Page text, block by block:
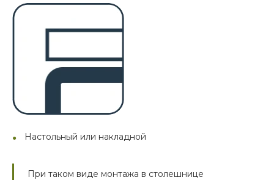
Настольный или накладной
При таком виде монтажа в столешнице